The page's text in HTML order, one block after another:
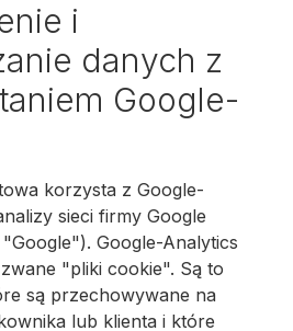
i
danych z
Google-
korzysta z Google-
sieci firmy Google
Google-Analytics
"pliki cookie". Są to
są przechowywane na
lub klienta i które